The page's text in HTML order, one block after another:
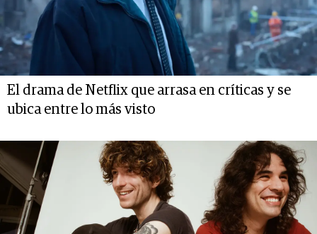
El drama de Netflix que arrasa en críticas y se
ubica entre lo más visto